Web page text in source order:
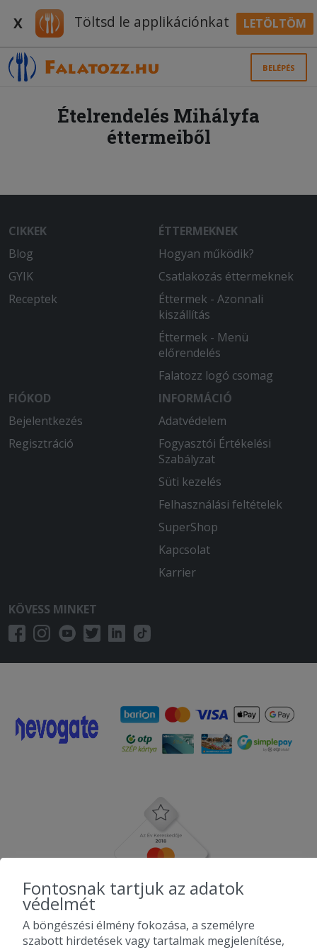
X Töltsd le applikációnkat LETÖLTÖM
BELÉPÉS
Ételrendelés Mihályfa
éttermeiből
CIKKEK
Blog
GYIK
Receptek
ÉTTERMEKNEK
Hogyan működik?
Csatlakozás éttermeknek
Éttermek - Azonnali
kiszállítás
Éttermek - Menü
előrendelés
Falatozz logó csomag
FIÓKOD
Bejelentkezés
Regisztráció
INFORMÁCIÓ
Adatvédelem
Fogyasztói Értékelési
Szabályzat
Süti kezelés
Felhasználási feltételek
SuperShop
Kapcsolat
Karrier
KÖVESS MINKET
Fontosnak tartjuk az adatok
védelmét
A böngészési élmény fokozása, a személyre
szabott hirdetések vagy tartalmak megjelenítése,